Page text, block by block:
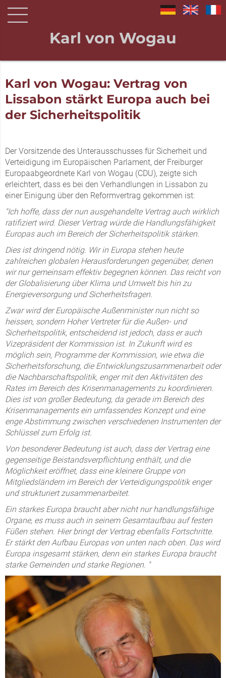
Karl von Wogau
Karl von Wogau: Vertrag von
Lissabon stärkt Europa auch bei
der Sicherheitspolitik
Der Vorsitzende des Unterausschusses für Sicherheit und
Verteidigung im Europäischen Parlament, der Freiburger
Europaabgeordnete Karl von Wogau (CDU), zeigte sich
erleichtert, dass es bei den Verhandlungen in Lissabon zu
einer Einigung über den Reformvertrag gekommen ist:
"Ich hoffe, dass der nun ausgehandelte Vertrag auch wirklich
ratifiziert wird. Dieser Vertrag würde die Handlungsfähigkeit
Europas auch im Bereich der Sicherheitspolitik stärken.
Dies ist dringend nötig. Wir in Europa stehen heute
zahlreichen globalen Herausforderungen gegenüber, denen
wir nur gemeinsam effektiv begegnen können. Das reicht von
der Globalisierung über Klima und Umwelt bis hin zu
Energieversorgung und Sicherheitsfragen.
Zwar wird der Europäische Außenminister nun nicht so
heissen, sondern Hoher Vertreter für die Außen- und
Sicherheitspolitik, entscheidend ist jedoch, dass er auch
Vizepräsident der Kommission ist. In Zukunft wird es
möglich sein, Programme der Kommission, wie etwa die
Sicherheitsforschung, die Entwicklungszusammenarbeit oder
die Nachbarschaftspolitik, enger mit den Aktivitäten des
Rates im Bereich des Krisenmanagements zu koordinieren.
Dies ist von großer Bedeutung, da gerade im Bereich des
Krisenmanagements ein umfassendes Konzept und eine
enge Abstimmung zwischen verschiedenen Instrumenten der
Schlüssel zum Erfolg ist.
Von besonderer Bedeutung ist auch, dass der Vertrag eine
gegenseitige Beistandsverpflichtung enthält, und die
Möglichkeit eröffnet, dass eine kleinere Gruppe von
Mitgliedsländern im Bereich der Verteidigungspolitik enger
und strukturiert zusammenarbeitet.
Ein starkes Europa braucht aber nicht nur handlungsfähige
Organe, es muss auch in seinem Gesamtaufbau auf festen
Füßen stehen. Hier bringt der Vertrag ebenfalls Fortschritte.
Er stärkt den Aufbau Europas von unten nach oben. Das wird
Europa insgesamt stärken, denn ein starkes Europa braucht
starke Gemeinden und starke Regionen. "